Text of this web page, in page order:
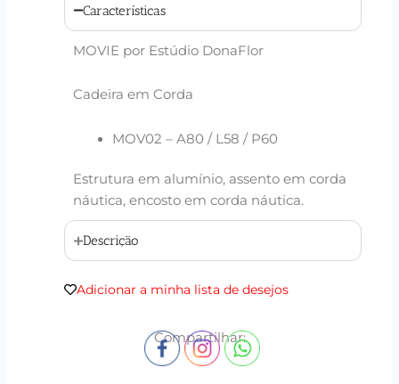
Características
MOVIE por Estúdio DonaFlor
Cadeira em Corda
MOV02 – A80 / L58 / P60
Estrutura em alumínio, assento em corda
náutica, encosto em corda náutica.
Descrição
Adicionar a minha lista de desejos
Compartilhar: